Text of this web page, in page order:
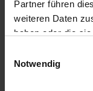
Partner führen
weiteren Daten
haben oder die
Notwendig